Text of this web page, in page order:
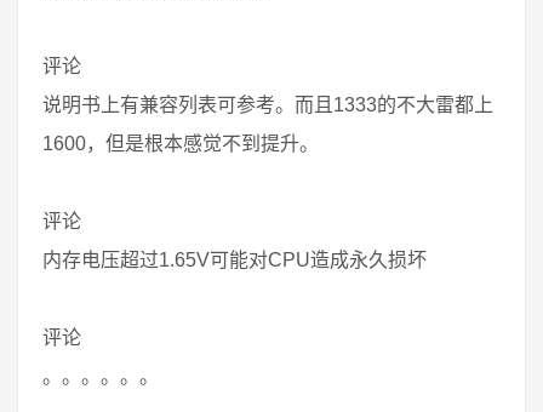
评论
说明书上有兼容列表可参考。而且1333的不大雷都上
1600，但是根本感觉不到提升。
评论
内存电压超过1.65V可能对CPU造成永久损坏
评论
。。。。。。